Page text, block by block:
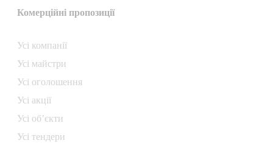
Комерційні пропозиції
Усі компанії
Усі майстри
Усі оголошення
Усі акції
Усі об’єкти
Усі тендери